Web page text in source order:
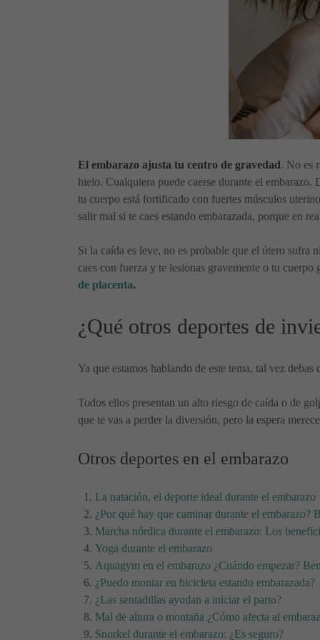
El embarazo ajusta tu centro de gravedad. No es
hielo. Cualquiera puede caerse durante el embarazo.
tu cuerpo está fortificado con fuertes músculos
salir mal si te caes estando embarazada, porque en
Si la caída es leve, no es probable que el útero sufra
caes con fuerza y te lesionas gravemente o tu
de placenta.
¿Qué otros deportes de
Ya que estamos hablando de este tema, tal vez
Todos ellos presentan un alto riesgo de caída o de
que te vas a perder la diversión, pero la espera
Otros deportes en el embarazo
La natación, el deporte ideal durante el embarazo
¿Por qué hay que caminar durante el embarazo?
Marcha nórdica durante el embarazo: Los
Yoga durante el embarazo
Aquagym en el embarazo ¿Cuándo empezar?
¿Puedo montar en bicicleta estando embarazada?
¿Las sentadillas ayudan a iniciar el parto?
Mal de altura o montaña ¿Cómo afecta al
Snorkel durante el embarazo: ¿Es seguro?